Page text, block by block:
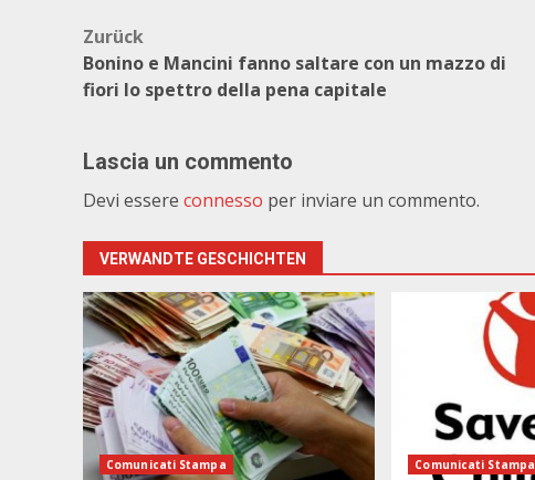
Beitragsnavigation
Zurück
Bonino e Mancini fanno saltare con un mazzo di
fiori lo spettro della pena capitale
Lascia un commento
Devi essere connesso per inviare un commento.
VERWANDTE GESCHICHTEN
Comunicati Stampa Comunicati Stampa